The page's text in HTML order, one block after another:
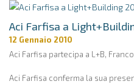
Aci Farfisa a
12 Gennaio 2010
Aci Farfisa partecipa a L+B,
Aci Farfisa conferma la sua